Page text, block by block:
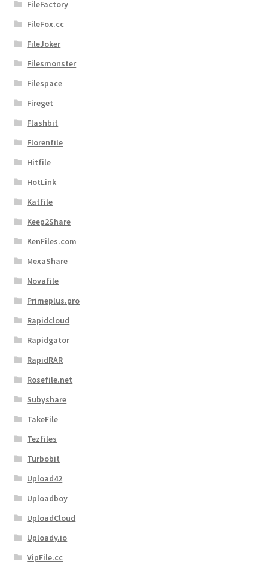
FileFactory
FileFox.cc
FileJoker
Filesmonster
Filespace
Fireget
Flashbit
Florenfile
Hitfile
HotLink
Katfile
Keep2Share
KenFiles.com
MexaShare
Novafile
Primeplus.pro
Rapidcloud
Rapidgator
RapidRAR
Rosefile.net
Subyshare
TakeFile
Tezfiles
Turbobit
Upload42
Uploadboy
UploadCloud
Uploady.io
VipFile.cc